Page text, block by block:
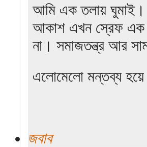
আমি এক তলায়
আকাশ এখন স্রেফ এক
না। সমাজতন্ত্র আর
এলোমেলো মন্তব্য
জবাব